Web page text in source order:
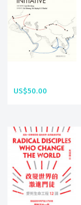
US$50.00